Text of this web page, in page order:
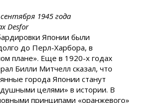
1945 года
Desfor
Японии были
до Перл-Харбора, в
плане». Еще в 1920-х годах
Билли Митчелл сказал, что
города Японии станут
целями» в истории. В
принципами «оранжевого»